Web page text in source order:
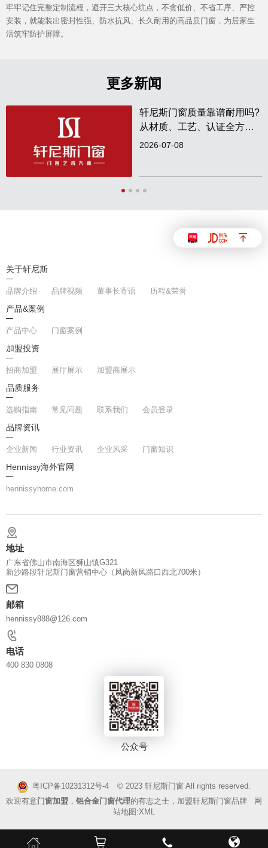
牢牢记住完整定制流程，避开三大核心坑点，不贪低价、不省工序、严控
安装，就能装出密封性强、防水抗风、长久耐用的高品质门窗，为居家生
活筑牢防护屏障。
更多新闻
轩尼斯门窗质量靠谱耐用吗?
从材质、工艺、认证全方位
实测解析
2026-07-08
关于轩尼斯
品牌介绍 品牌视频 董事长寄语
历程&荣誉
产品&案例
产品中心
门窗案例
加盟投资
招商加盟 展厅展示
加盟商展示
品质服务
选购指南 常见问题 联系我们
会员登录
品牌资讯
企业新闻 行业资讯 企业风采
门窗知识
Hennissy海外官网
hennissyhome.com
地址
广东省佛山市南海区狮山镇G321
新沙路段轩尼斯门窗营销中心（凤岗新凤路口西北700米）
邮箱
hennissy888@126.com
电话
400 830 0808
公众号
粤ICP备10231312号-4 © 2023 轩尼斯门窗All rights reserved.
欢迎有意门窗加盟 ， 铝合金门窗代理的有志之士，加盟轩尼斯门窗品牌 网
站地图:XML